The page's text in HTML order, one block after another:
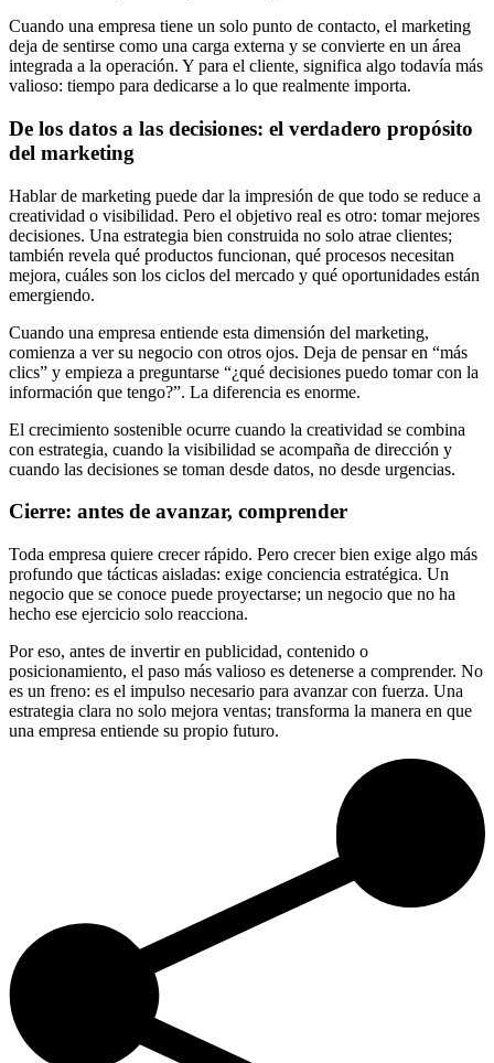
Cuando una empresa tiene un solo punto de contacto, el marketing
deja de sentirse como una carga externa y se convierte en un área
integrada a la operación. Y para el cliente, significa algo todavía más
valioso: tiempo para dedicarse a lo que realmente importa.
De los datos a las decisiones: el verdadero propósito
del marketing
Hablar de marketing puede dar la impresión de que todo se reduce a
creatividad o visibilidad. Pero el objetivo real es otro: tomar mejores
decisiones. Una estrategia bien construida no solo atrae clientes;
también revela qué productos funcionan, qué procesos necesitan
mejora, cuáles son los ciclos del mercado y qué oportunidades están
emergiendo.
Cuando una empresa entiende esta dimensión del marketing,
comienza a ver su negocio con otros ojos. Deja de pensar en “más
clics” y empieza a preguntarse “¿qué decisiones puedo tomar con la
información que tengo?”. La diferencia es enorme.
El crecimiento sostenible ocurre cuando la creatividad se combina
con estrategia, cuando la visibilidad se acompaña de dirección y
cuando las decisiones se toman desde datos, no desde urgencias.
Cierre: antes de avanzar, comprender
Toda empresa quiere crecer rápido. Pero crecer bien exige algo más
profundo que tácticas aisladas: exige conciencia estratégica. Un
negocio que se conoce puede proyectarse; un negocio que no ha
hecho ese ejercicio solo reacciona.
Por eso, antes de invertir en publicidad, contenido o
posicionamiento, el paso más valioso es detenerse a comprender. No
es un freno: es el impulso necesario para avanzar con fuerza. Una
estrategia clara no solo mejora ventas; transforma la manera en que
una empresa entiende su propio futuro.